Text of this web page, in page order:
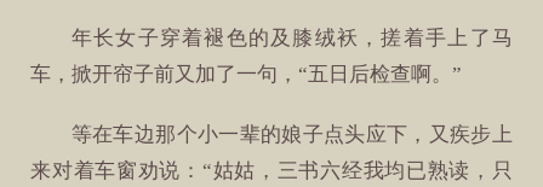
年长女子穿着褪色的及膝绒袄，搓着手上了马
车，掀开帘子前又加了一句，“五日后检查啊。”
等在车边那个小一辈的娘子点头应下，又疾步上
来对着车窗劝说：“姑姑，三书六经我均已熟读，只